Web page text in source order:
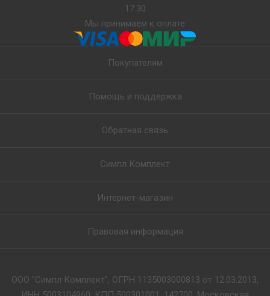
17:30
Мы принимаем к оплате
Покупателям
Помощь и поддержка
Обратная связь
Симпл Комплект
Интернет-магазин
Правовая информация
ООО "Симпл Комплект", ОГРН 1135003000813 от 12.03.2013,